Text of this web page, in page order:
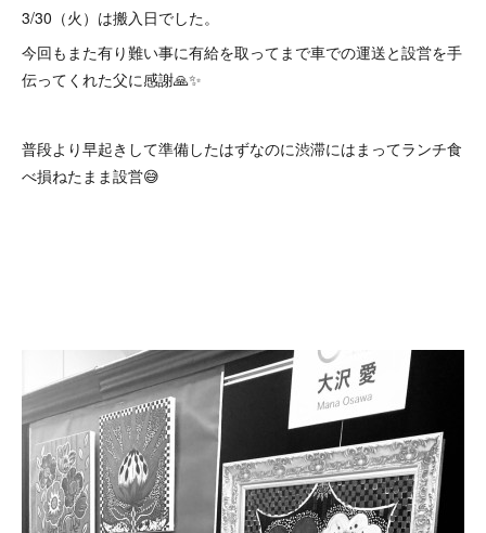
3/30（火）は搬入日でした。
今回もまた有り難い事に有給を取ってまで車での運送と設営を手
伝ってくれた父に感謝🙏✨
普段より早起きして準備したはずなのに渋滞にはまってランチ食
べ損ねたまま設営😅